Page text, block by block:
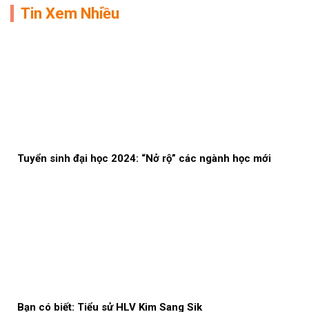
Tin Xem Nhiều
Tuyển sinh đại học 2024: “Nở rộ” các ngành học mới
Bạn có biết: Tiểu sử HLV Kim Sang Sik